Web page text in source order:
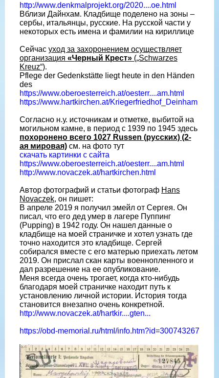
http://www.denkmalprojekt.org/2020....oe.html
Вблизи Дайнхам. Кладбище поделено на зоны –
сербы, итальянцы, русские. На русской части у
некоторых есть имена и фамилии на кириллице
Сейчас уход за захоронением осуществляет
организация «Черный Крест» („Schwarzes
Kreuz“).
Pflege der Gedenkstätte liegt heute in den Händen
des
https://www.oberoesterreich.at/oesterr....am.html
https://www.hartkirchen.at/Kriegerfriedhof_Deinham
Согласно н.у. источникам и отметке, выбитой на
могильном камне, в период с 1939 по 1945 здесь
похоронено всего 1027 Russen (русских) (2-
ая мировая) см. на фото тут
скачать картинки с сайта
https://www.oberoesterreich.at/oesterr....am.html
http://www.novaczek.at/hartkirchen.html
Автор фотографий и статьи фотограф Hans
Novaczek, он пишет:
В апреле 2019 я получил эмейл от Сергея. Он
писал, что его дед умер в лагере Пуппинг
(Pupping) в 1942 году. Он нашел данные о
кладбище на моей страничке и хотел узнать где
точно находится это кладбище. Сергей
собирался вместе с его матерью приехать летом
2019. Он прислал скан карты военнопленного и
дал разрешение на ее опубликование.
Меня всегда очень трогает, когда кто-нибудь
благодаря моей страничке находит путь к
установлению личной истории. История тогда
становится внезапно очень конкретной.
http://www.novaczek.at/hartkir....gten...
https://obd-memorial.ru/html/info.htm?id=300743267